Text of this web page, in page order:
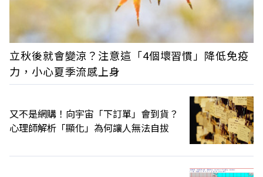
立秋後就會變涼？注意這「4個壞習慣」降低免疫
力，小心夏季流感上身
又不是網購！向宇宙「下訂單」會到貨？
心理師解析「顯化」為何讓人無法自拔